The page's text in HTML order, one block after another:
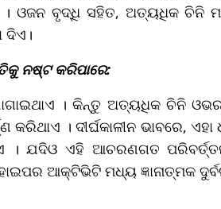
। ଓଜନ ବୃଦ୍ଧି ସହିତ, ଅତ୍ୟଧିକ ଚିନି
ଦିଏ।
ନଷ୍ଟ କରିପାରେ:
। କିନ୍ତୁ ଅତ୍ୟଧିକ ଚିନି ଓଭର
। ଦୀର୍ଘକାଳୀନ ଭାବରେ,
ଯଦିଓ ଏହି ଆଚରଣଗତ
ଆକ୍ଟିଭିଟି ମଧ୍ୟ ଜ୍ଞାନାତ୍ମକ